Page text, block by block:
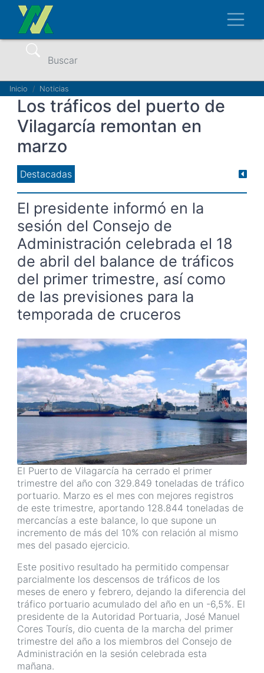
Pasar
contenido
principal
Buscar
Ruta
navegación
Inicio Noticias
Los tráficos del puerto de
Vilagarcía remontan en
marzo
Destacadas
El presidente informó en la
sesión del Consejo de
Administración celebrada el 18
de abril del balance de tráficos
del primer trimestre, así como
de las previsiones para la
temporada de cruceros
18/04/2024
El Puerto de Vilagarcía ha cerrado el primer
trimestre del año con 329.849 toneladas de tráfico
portuario. Marzo es el mes con mejores registros
de este trimestre, aportando 128.844 toneladas de
mercancías a este balance, lo que supone un
incremento de más del 10% con relación al mismo
mes del pasado ejercicio.
Este positivo resultado ha permitido compensar
parcialmente los descensos de tráficos de los
meses de enero y febrero, dejando la diferencia del
tráfico portuario acumulado del año en un -6,5%. El
presidente de la Autoridad Portuaria, José Manuel
Cores Tourís, dio cuenta de la marcha del primer
trimestre del año a los miembros del Consejo de
Administración en la sesión celebrada esta
mañana.